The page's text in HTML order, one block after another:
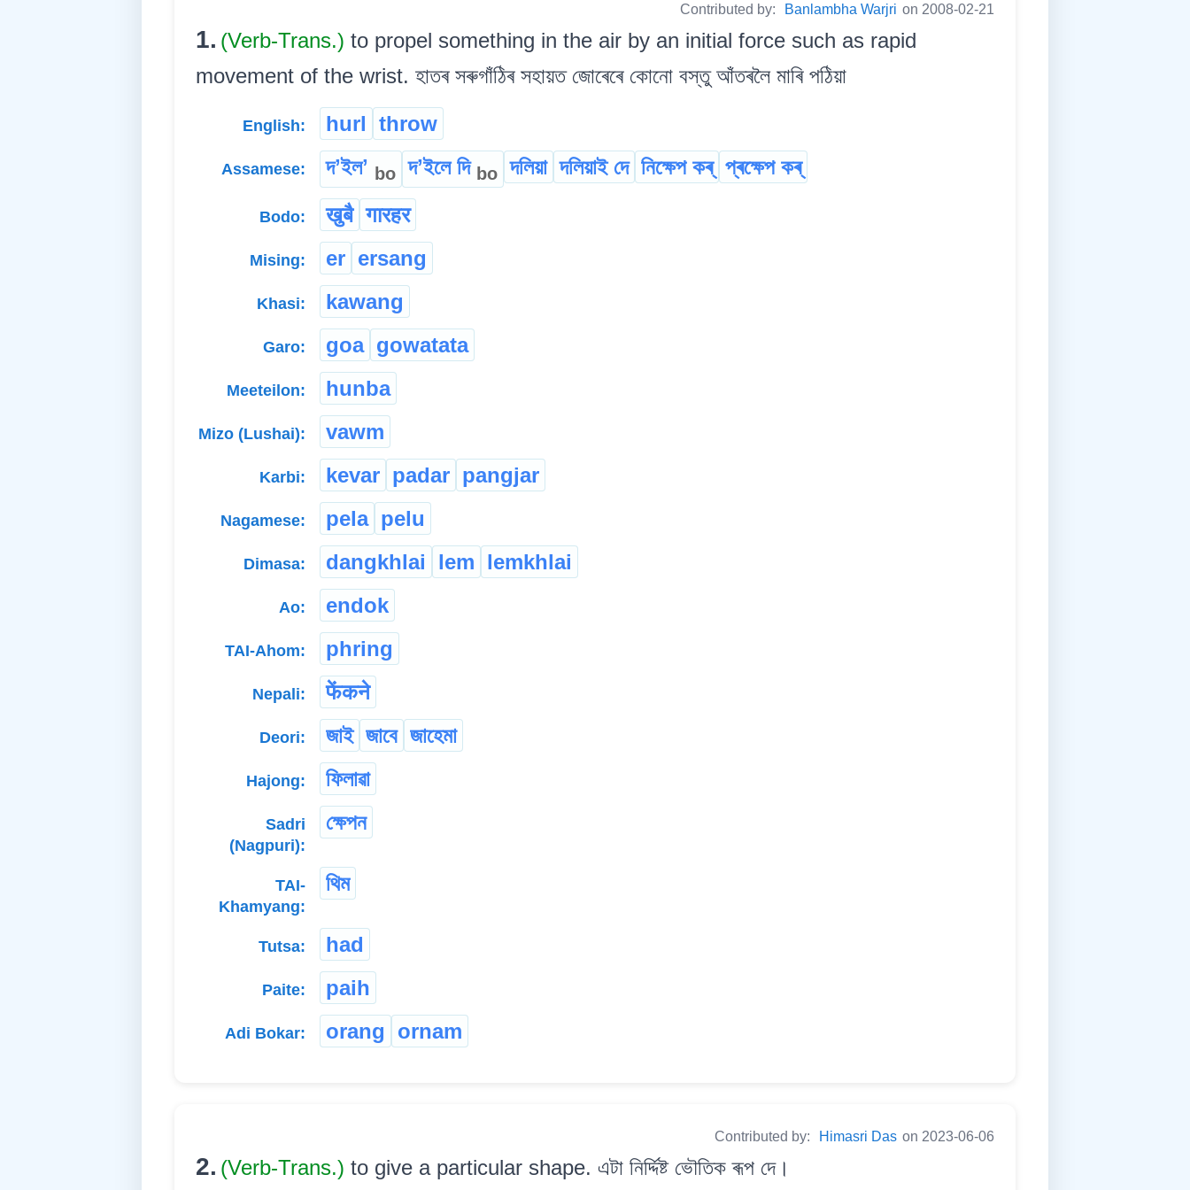
Contributed by: Banlambha Warjri on 2008-02-21
1. (Verb-Trans.) to propel something in the air by an initial force such as rapid
movement of the wrist. হাতৰ সৰুগাঁঠিৰ সহায়ত জোৰেৰে কোনো বস্তু আঁতৰলৈ মাৰি পঠিয়া
English: hurl throw
Assamese: দʼইলʼ bo দʼইলে দি bo দলিয়া দলিয়াই দে নিক্ষেপ কৰ্ প্ৰক্ষেপ কৰ্
Bodo: खुबै गारहर
Mising: er ersang
Khasi: kawang
Garo: goa gowatata
Meeteilon: hunba
Mizo (Lushai): vawm
Karbi: kevar padar pangjar
Nagamese: pela pelu
Dimasa: dangkhlai lem lemkhlai
Ao: endok
TAI-Ahom: phring
Nepali: फेंकने
Deori: জাই জাবে জাহেমা
Hajong: ফিলাৱা
Sadri
(Nagpuri):
ক্ষেপন
TAI-
Khamyang:
থিম
Tutsa: had
Paite: paih
Adi Bokar: orang ornam
Contributed by: Himasri Das on 2023-06-06
2. (Verb-Trans.) to give a particular shape. এটা নিৰ্দ্দিষ্ট ভৌতিক ৰূপ দে।